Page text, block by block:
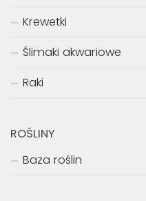
Krewetki
Ślimaki akwariowe
Raki
ROŚLINY
Baza roślin